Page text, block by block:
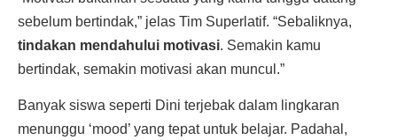
sebelum bertindak,” jelas Tim Superlatif. “Sebaliknya,
tindakan mendahului motivasi. Semakin kamu
bertindak, semakin motivasi akan muncul.”
Banyak siswa seperti Dini terjebak dalam lingkaran
menunggu ‘mood’ yang tepat untuk belajar. Padahal,